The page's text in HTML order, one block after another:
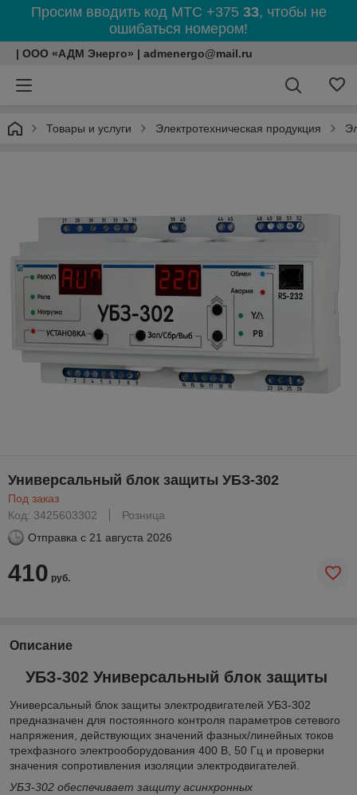
Просим вводить код МТС +375 33, чтобы не
ошибаться номером!
| ООО «АДМ Энерго» | admenergo@mail.ru
Товары и услуги Электротехническая продукция
Универсальный блок защиты УБЗ-302
Под заказ
Код: 3425603302
Розница
Отправка с 21 августа 2026
410 руб.
Описание
УБЗ-302 Универсальный блок защиты
Универсальный блок защиты электродвигателей УБ3-302
предназначен для постоянного контроля параметров сетевого
напряжения, действующих значений фазных/линейных токов
трехфазного электрооборудования 400 В, 50 Гц и проверки
значения сопротивления изоляции электродвигателей.
УБЗ-302 обеспечивает защиту асинхронных